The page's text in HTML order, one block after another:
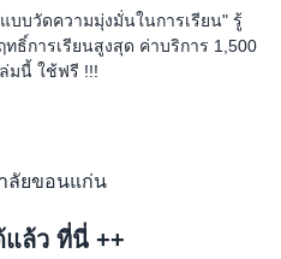
แบบวัดความมุ่งมั่นในการเรียน" รู้
ธิ์การเรียนสูงสุด ค่าบริการ 1,500
มนี้ ใช้ฟรี !!!
ลัยขอนแก่น
แล้ว ที่นี่ ++